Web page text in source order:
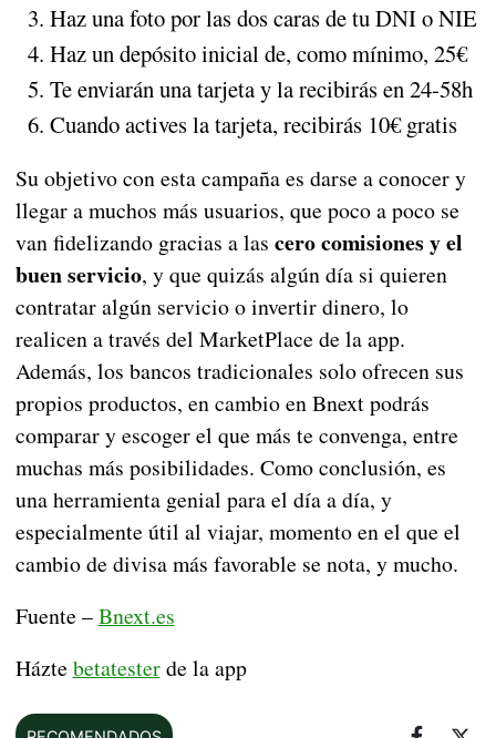
Haz una foto por las dos caras de tu DNI o NIE
Haz un depósito inicial de, como mínimo, 25€
Te enviarán una tarjeta y la recibirás en 24-58h
Cuando actives la tarjeta, recibirás 10€ gratis
Su objetivo con esta campaña es darse a conocer y
llegar a muchos más usuarios, que poco a poco se
van fidelizando gracias a las cero comisiones y el
buen servicio, y que quizás algún día si quieren
contratar algún servicio o invertir dinero, lo
realicen a través del MarketPlace de la app.
Además, los bancos tradicionales solo ofrecen sus
propios productos, en cambio en Bnext podrás
comparar y escoger el que más te convenga, entre
muchas más posibilidades. Como conclusión, es
una herramienta genial para el día a día, y
especialmente útil al viajar, momento en el que el
cambio de divisa más favorable se nota, y mucho.
Fuente –Bnext.es
Házte betatesterde la app